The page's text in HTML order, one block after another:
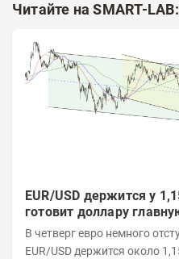
Читайте на SMART-LAB:
EUR/USD держится у
готовит доллару
В четверг евро немного
EUR/USD держится около